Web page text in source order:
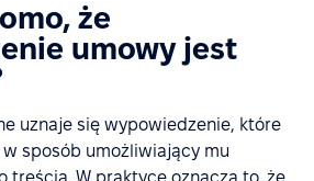
że
umowy jest
uznaje się wypowiedzenie, które
sposób umożliwiający mu
treścią. W praktyce oznacza to, że